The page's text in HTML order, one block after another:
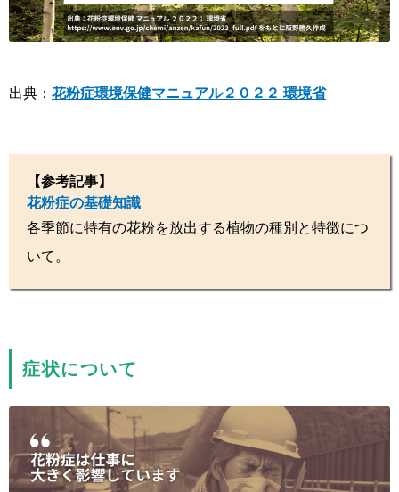
出典： 花粉症環境保健マニュアル２０２２ 環境省
【参考記事】
花粉症の基礎知識
各季節に特有の花粉を放出する植物の種別と特徴につ
いて。
症状について